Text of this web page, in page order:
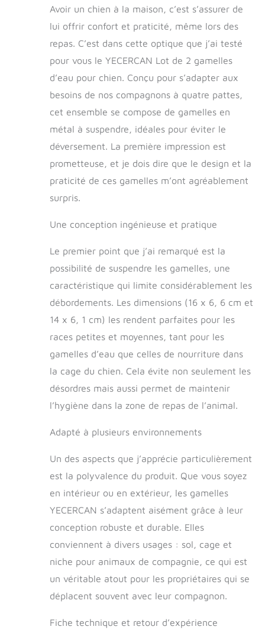
parfaitement à
l'anneau pour éviter
de renverser et
garder la niche
propre. L'ensemble
est épais, robuste
pour les chiens
petite et moyenne
taille. Facile à
installer : la gamelle
à eau YECERCAN
est facile à installer,
peut être effectuée
la niche avec deux
la serrer, facile et
stable pour contenir
suffisamment d'eau
et de nourriture. Et
le bol est amovible
pour un nettoyage
plus faciles. Bols de
bonne taille : livrés
avec 2 tailles
le grand est de 16 x
6,6 cm de large et
être utilisé pour
l'autre mesure 14 x
6,1 cm, taille
parfaite pour
contenir des
des deux gamelles
est plat, peut
également être
retiré de la cage, et
utilisé sur le sol
comme gamelles
chien, chat,
pour vos bébés
Avoir un chien à la maison, c’est s’assurer de
lui offrir confort et praticité, même lors des
repas. C’est dans cette optique que j’ai testé
pour vous le YECERCAN Lot de 2 gamelles
d’eau pour chien. Conçu pour s’adapter aux
besoins de nos compagnons à quatre pattes,
cet ensemble se compose de gamelles en
métal à suspendre, idéales pour éviter le
déversement. La première impression est
prometteuse, et je dois dire que le design et la
praticité de ces gamelles m’ont agréablement
surpris.
Une conception ingénieuse et pratique
Le premier point que j’ai remarqué est la
possibilité de suspendre les gamelles, une
caractéristique qui limite considérablement les
débordements. Les dimensions (16 x 6, 6 cm et
14 x 6, 1 cm) les rendent parfaites pour les
races petites et moyennes, tant pour les
gamelles d’eau que celles de nourriture dans
la cage du chien. Cela évite non seulement les
désordres mais aussi permet de maintenir
l’hygiène dans la zone de repas de l’animal.
Adapté à plusieurs environnements
Un des aspects que j’apprécie particulièrement
est la polyvalence du produit. Que vous soyez
en intérieur ou en extérieur, les gamelles
YECERCAN s’adaptent aisément grâce à leur
conception robuste et durable. Elles
conviennent à divers usages : sol, cage et
niche pour animaux de compagnie, ce qui est
un véritable atout pour les propriétaires qui se
déplacent souvent avec leur compagnon.
Fiche technique et retour d’expérience